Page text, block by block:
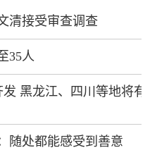
清接受审查调查
35人
黑龙江、四川等地将有
随处都能感受到善意